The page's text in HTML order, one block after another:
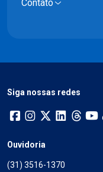
Contato
Siga nossas redes
Ouvidoria
(31) 3516-1370